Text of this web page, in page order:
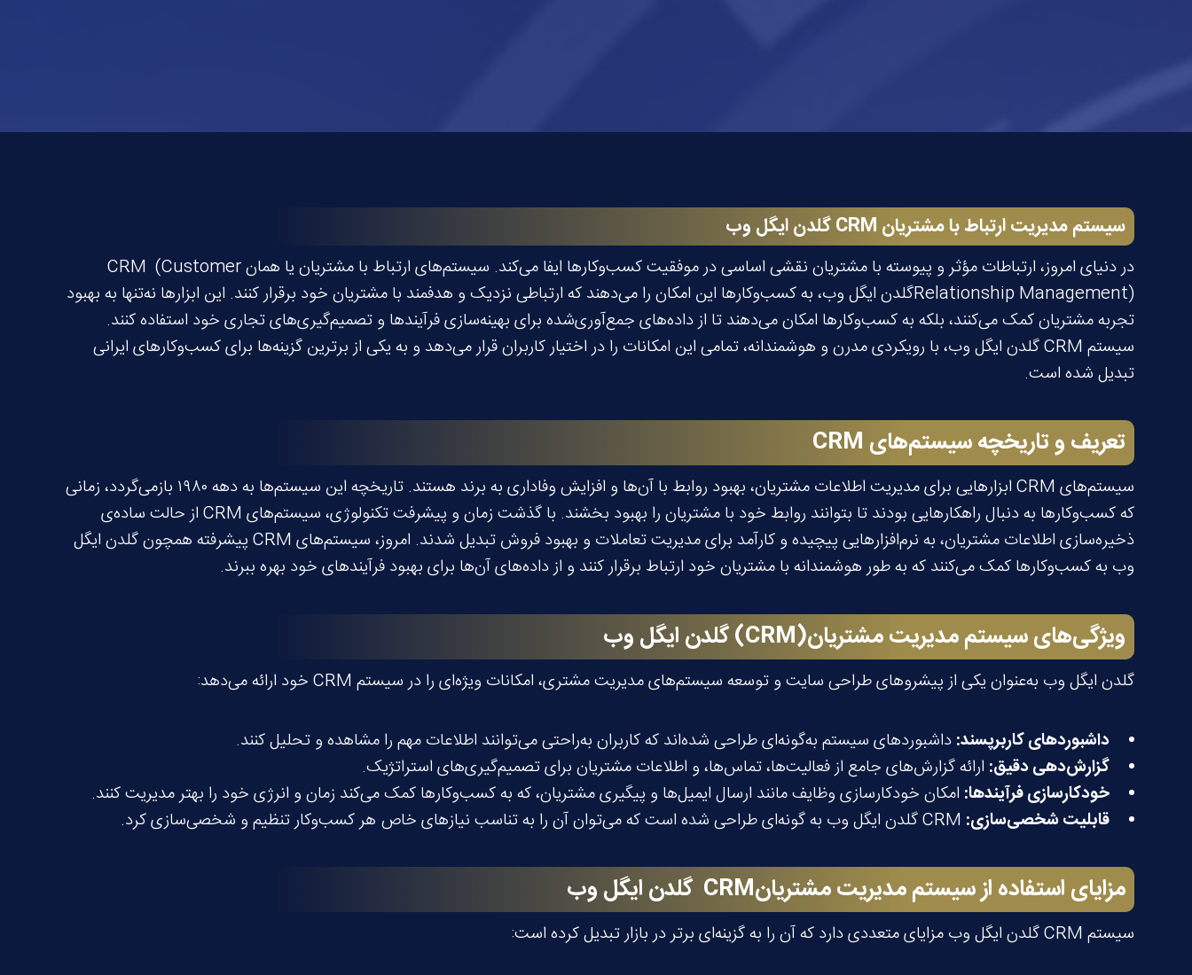
سیستم مدیریت ارتباط با مشتریان CRMگلدن ایگل وب
در دنیای امروز، ارتباطات مؤثر و پیوسته با مشتریان نقشی اساسی در موفقیت کسب‌وکارها ایفا می‌کند. سیستم‌های ارتباط با مشتریان یا همان CRM (Customer
Relationship Management)گلدن ایگل وب، به کسب‌وکارها این امکان را می‌دهند که ارتباطی نزدیک و هدفمند با مشتریان خود برقرار کنند. این ابزارها نه‌تنها به بهبود
تجربه مشتریان کمک می‌کنند، بلکه به کسب‌وکارها امکان می‌دهند تا از داده‌های جمع‌آوری‌شده برای بهینه‌سازی فرآیندها و تصمیم‌گیری‌های تجاری خود استفاده کنند.
سیستم CRM گلدن ایگل وب، با رویکردی مدرن و هوشمندانه، تمامی این امکانات را در اختیار کاربران قرار می‌دهد و به یکی از برترین گزینه‌ها برای کسب‌وکارهای ایرانی
تبدیل شده است.
تعریف و تاریخچه سیستم‌های
سیستم‌های CRM ابزارهایی برای مدیریت اطلاعات مشتریان، بهبود روابط با آن‌ها و افزایش وفاداری به برند هستند. تاریخچه این سیستم‌ها به دهه ۱۹۸۰ بازمی‌گردد، زمانی
که کسب‌وکارها به دنبال راهکارهایی بودند تا بتوانند روابط خود با مشتریان را بهبود بخشند. با گذشت زمان و پیشرفت تکنولوژی، سیستم‌های CRM از حالت ساده‌ی
ذخیره‌سازی اطلاعات مشتریان، به نرم‌افزارهایی پیچیده و کارآمد برای مدیریت تعاملات و بهبود فروش تبدیل شدند. امروز، سیستم‌های CRM پیشرفته همچون گلدن ایگل
وب به کسب‌وکارها کمک می‌کنند که به طور هوشمندانه با مشتریان خود ارتباط برقرار کنند و از داده‌های آن‌ها برای بهبود فرآیندهای خود بهره ببرند.
ویژگی‌های سیستم مدیریتمشتریان(CRM
)گلدن ایگل وب
گلدن ایگل وب به‌عنوان یکی از پیشروهای طراحی سایت و توسعه سیستم‌های مدیریت مشتری، امکانات ویژه‌ای را در سیستم CRM خود ارائه می‌دهد:
داشبوردهای کاربرپسند: داشبوردهای سیستم به‌گونه‌ای طراحی شده‌اند که کاربران به‌راحتی می‌توانند اطلاعات مهم را مشاهده و تحلیل کنند.
گزارش‌دهی دقیق: ارائه گزارش‌های جامع از فعالیت‌ها، تماس‌ها، و اطلاعات مشتریان برای تصمیم‌گیری‌های استراتژیک.
خودکارسازی فرآیندها: امکان خودکارسازی وظایف مانند ارسال ایمیل‌ها و پیگیری مشتریان، که به کسب‌وکارها کمک می‌کند زمان و انرژی خود را بهتر مدیریت کنند.
قابلیت شخصی‌سازی:
مزایای استفاده ازسیستم مدیریت مشتریانCRM گلدن ایگل وب
سیستم CRM گلدن ایگل وب مزایای متعددی دارد که آن را به گزینه‌ای برتر در بازار تبدیل کرده است: